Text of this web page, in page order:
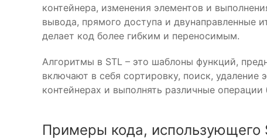
контейнера, изменения элементов и
вывода, прямого доступа и двунаправленные
делает код более гибким и переносимым.
Алгоритмы в STL – это шаблоны функций,
включают в себя сортировку, поиск, удаление
контейнерах и выполнять различные
Примеры кода, использующего